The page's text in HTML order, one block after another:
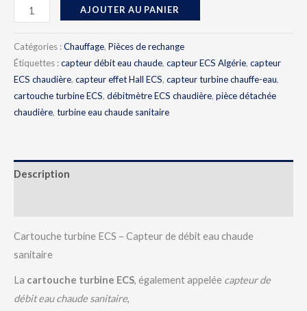
AJOUTER AU PANIER
Catégories :Chauffage, Pièces de rechange
Étiquettes :capteur débit eau chaude, capteur ECS Algérie, capteur
ECS chaudière, capteur effet Hall ECS, capteur turbine chauffe-eau,
cartouche turbine ECS, débitmètre ECS chaudière, pièce détachée
chaudière, turbine eau chaude sanitaire
Description
Cartouche turbine ECS – Capteur de débit eau chaude
sanitaire
La cartouche turbine ECS, également appelée capteur de
débit eau chaude sanitaire,